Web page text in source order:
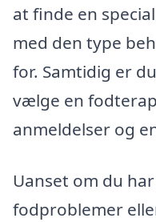
at finde en
med den type
for. Samtidig er
vælge en
anmeldelser og
Uanset om du
fodproblemer